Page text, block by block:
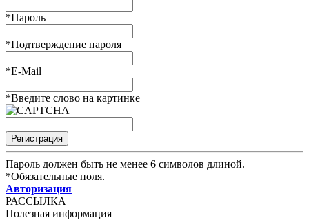
*Пароль
*Подтверждение пароля
*E-Mail
*Введите слово на картинке
Пароль должен быть не менее 6 символов длиной.
*Обязательные поля.
Авторизация
РАССЫЛКА
Полезная информация